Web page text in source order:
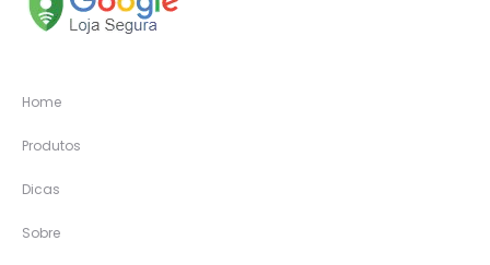
Home
Produtos
Dicas
Sobre